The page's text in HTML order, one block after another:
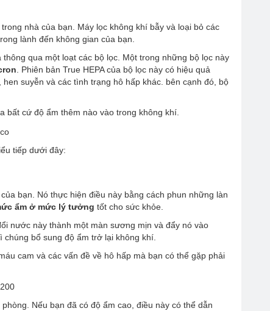
nhà của bạn. Máy lọc không khí bẫy và loại bỏ các
lành đến không gian của bạn.
qua một loạt các bộ lọc. Một trong những bộ lọc này
. Phiên bản True HEPA của bộ lọc này có hiệu quả
suyễn và các tình trạng hô hấp khác. bên cạnh đó, bộ
bất cứ độ ẩm thêm nào vào trong không khí.
tiếp dưới đây:
bạn. Nó thực hiện điều này bằng cách phun những làn
ẩm ở mức lý tưởng tốt cho sức khỏe.
nước này thành một màn sương mịn và đẩy nó vào
bổ sung độ ẩm trở lại không khí.
cam và các vấn đề về hô hấp mà bạn có thể gặp phải
Nếu bạn đã có độ ẩm cao, điều này có thể dẫn